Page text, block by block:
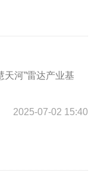
河”雷达产业基
2025-07-02 15:40